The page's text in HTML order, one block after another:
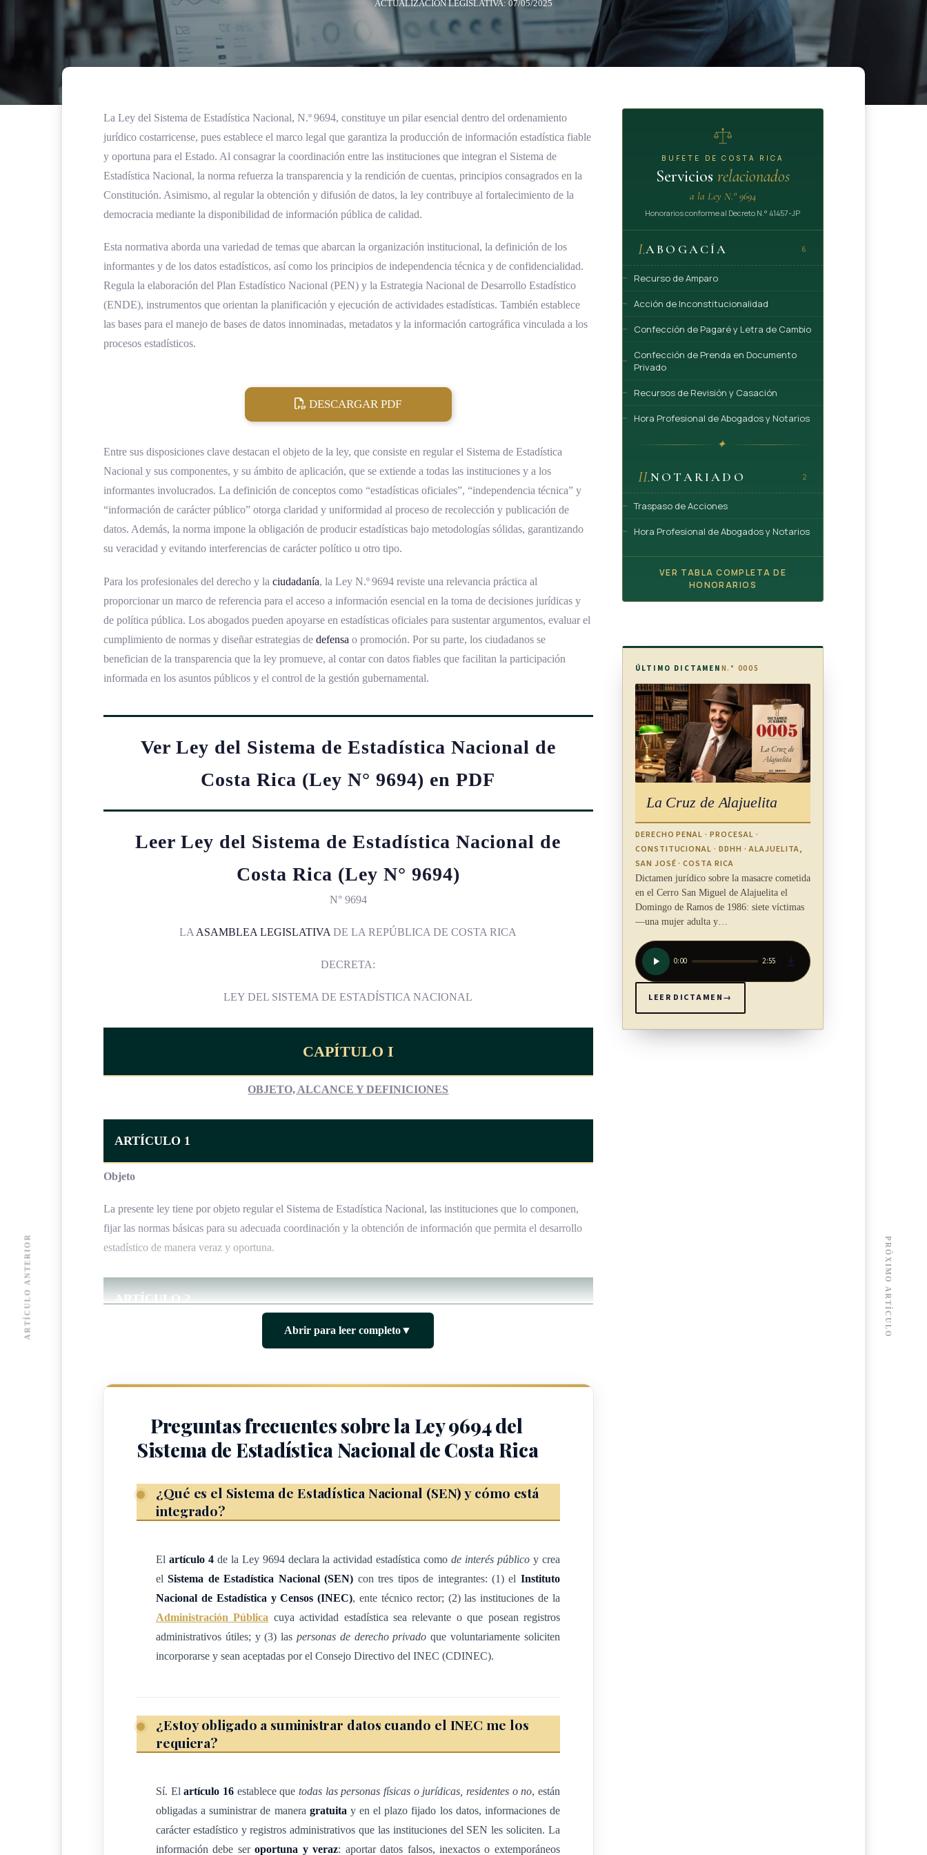
ACTUALIZACIÓN LEGISLATIVA: 07/05/2025
La Ley del Sistema de Estadística Nacional, N.º 9694, constituye un pilar esencial dentro del ordenamiento
jurídico costarricense, pues establece el marco legal que garantiza la producción de información estadística fiable
y oportuna para el Estado. Al consagrar la coordinación entre las instituciones que integran el Sistema de
Estadística Nacional, la norma refuerza la transparencia y la rendición de cuentas, principios consagrados en la
Constitución. Asimismo, al regular la obtención y difusión de datos, la ley contribuye al fortalecimiento de la
democracia mediante la disponibilidad de información pública de calidad.
Esta normativa aborda una variedad de temas que abarcan la organización institucional, la definición de los
informantes y de los datos estadísticos, así como los principios de independencia técnica y de confidencialidad.
Regula la elaboración del Plan Estadístico Nacional (PEN) y la Estrategia Nacional de Desarrollo Estadístico
(ENDE), instrumentos que orientan la planificación y ejecución de actividades estadísticas. También establece
las bases para el manejo de bases de datos innominadas, metadatos y la información cartográfica vinculada a los
procesos estadísticos.
DESCARGAR PDF
Entre sus disposiciones clave destacan el objeto de la ley, que consiste en regular el Sistema de Estadística
Nacional y sus componentes, y su ámbito de aplicación, que se extiende a todas las instituciones y a los
informantes involucrados. La definición de conceptos como “estadísticas oficiales”, “independencia técnica” y
“información de carácter público” otorga claridad y uniformidad al proceso de recolección y publicación de
datos. Además, la norma impone la obligación de producir estadísticas bajo metodologías sólidas, garantizando
su veracidad y evitando interferencias de carácter político u otro tipo.
Para los profesionales del derecho y la ciudadanía, la Ley N.º 9694 reviste una relevancia práctica al
proporcionar un marco de referencia para el acceso a información esencial en la toma de decisiones jurídicas y
de política pública. Los abogados pueden apoyarse en estadísticas oficiales para sustentar argumentos, evaluar el
cumplimiento de normas y diseñar estrategias de defensa o promoción. Por su parte, los ciudadanos se
benefician de la transparencia que la ley promueve, al contar con datos fiables que facilitan la participación
informada en los asuntos públicos y el control de la gestión gubernamental.
Ver Ley del Sistema de Estadística Nacional de
Costa Rica (Ley N° 9694) en PDF
Leer Ley del Sistema de Estadística Nacional de
Costa Rica (Ley N° 9694)
N° 9694
LA ASAMBLEA LEGISLATIVA DE LA REPÚBLICA DE COSTA RICA
DECRETA:
LEY DEL SISTEMA DE ESTADÍSTICA NACIONAL
CAPÍTULO I
OBJETO, ALCANCE Y DEFINICIONES
ARTÍCULO 1
Objeto
La presente ley tiene por objeto regular el Sistema de Estadística Nacional, las instituciones que lo componen,
fijar las normas básicas para su adecuada coordinación y la obtención de información que permita el desarrollo
estadístico de manera veraz y oportuna.
ARTÍCULO 2
los informantes, según se definen en el artículo 3 de la presente ley.
ARTÍCULO 3
Para efectos de esta normativa se establecen las siguientes definiciones y acrónimos.
a) Dato estadístico: valor cuantitativo de un conjunto específico respecto a una variable, con referencia de
tiempo y espacio.
b) Base de datos innominada: arreglo matricial de microdatos en medios computacionales, en la cual no se
incluyen los datos de identificación de las unidades de estudio.
c) Directorio de unidades estadísticas institucionales: listado de establecimientos económicos, empresas, fincas
y publicar estadísticas sobre la demografía de las unidades y sus características.
d) ENDE: Estrategia Nacional de Desarrollo Estadístico, es un instrumento de planificación que proporciona el
marco orientador y estratégico para el Sistema de Estadística Nacional.
conocidas, que suministran información relevante para sustentar el diseño, el monitoreo y la evaluación de
las políticas y los programas públicos, y por tanto están contenidas en el Plan Estadístico Nacional.
Abrir para leer completo▼
Preguntas frecuentes sobre la Ley 9694 del
Sistema de Estadística Nacional de Costa Rica
¿Qué es el Sistema de Estadística Nacional (SEN) y cómo está
integrado?
El artículo 4de la Ley 9694 declara la actividad estadística comode interés público y crea
elSistema de Estadística Nacional (SEN) con tres tipos de integrantes: (1) el Instituto
Nacional de Estadística y Censos (INEC), ente técnico rector; (2) las instituciones de la
Administración Pública cuya actividad estadística sea relevante o que posean registros
administrativos útiles; y (3) laspersonas de derecho privado que voluntariamente soliciten
incorporarse y sean aceptadas por el Consejo Directivo del INEC (CDINEC).
¿Estoy obligado a suministrar datos cuando el INEC me los
requiera?
Sí. Elartículo 16 establece que todas las personas físicas o jurídicas, residentes o no, están
obligadas a suministrar de manera gratuita y en el plazo fijado los datos, informaciones de
carácter estadístico y registros administrativos que las instituciones del SEN les soliciten. La
información debe seroportuna y veraz: aportar datos falsos, inexactos o extemporáneos
ARTÍCULO ANTERIOR PRÓXIMO ARTÍCULO
BUFETE DE COSTA RICA
Servicios relacionados
a la Ley N.° 9694
Honorarios conforme al Decreto N.° 41457-JP
I.ABOGACÍA 6
Recurso de Amparo
Acción de Inconstitucionalidad
Confección de Pagaré y Letra de Cambio
Confección de Prenda en Documento
Privado
Recursos de Revisión y Casación
Hora Profesional de Abogados y Notarios
✦
II.NOTARIADO 2
Traspaso de Acciones
Hora Profesional de Abogados y Notarios
VER TABLA COMPLETA DE
HONORARIOS
ÚLTIMO DICTAMEN N.° 0005
La Cruz de Alajuelita
DERECHO PENAL · PROCESAL ·
CONSTITUCIONAL · DDHH · ALAJUELITA,
SAN JOSÉ · COSTA RICA
Dictamen jurídico sobre la masacre cometida
en el Cerro San Miguel de Alajuelita el
Domingo de Ramos de 1986: siete víctimas
—una mujer adulta y…
0:00 2:55
LEER DICTAMEN→